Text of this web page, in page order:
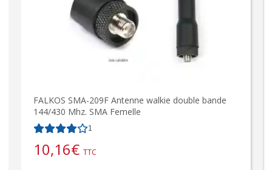
FALKOS SMA-209F Antenne walkie double bande
144/430 Mhz. SMA Femelle
1
10,16€ TTC